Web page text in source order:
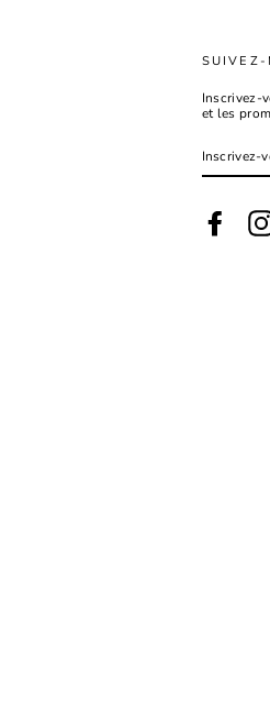
SUIVEZ-
Inscrivez-
et les
VOUS
NOTRE